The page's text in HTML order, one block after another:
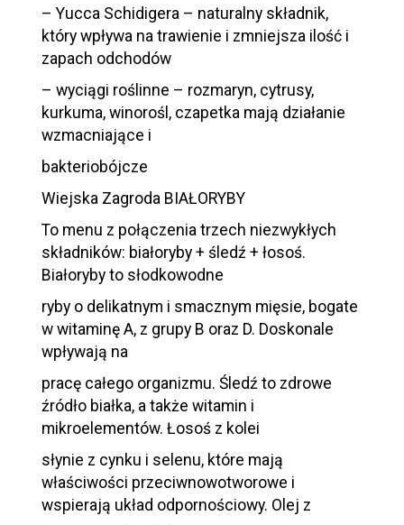
– Yucca Schidigera – naturalny składnik,
który wpływa na trawienie i zmniejsza ilość i
zapach odchodów
– wyciągi roślinne – rozmaryn, cytrusy,
kurkuma, winorośl, czapetka mają działanie
wzmacniające i
bakteriobójcze
Wiejska Zagroda BIAŁORYBY
To menu z połączenia trzech niezwykłych
składników: białoryby + śledź + łosoś.
Białoryby to słodkowodne
ryby o delikatnym i smacznym mięsie, bogate
w witaminę A, z grupy B oraz D. Doskonale
wpływają na
pracę całego organizmu. Śledź to zdrowe
źródło białka, a także witamin i
mikroelementów. Łosoś z kolei
słynie z cynku i selenu, które mają
właściwości przeciwnowotworowe i
wspierają układ odpornościowy. Olej z